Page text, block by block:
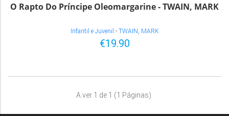
O Rapto Do Príncipe Oleomargarine - TWAIN, MARK
Infantil e Juvenil - TWAIN, MARK
€19.90
A ver 1 de 1 (1 Páginas)